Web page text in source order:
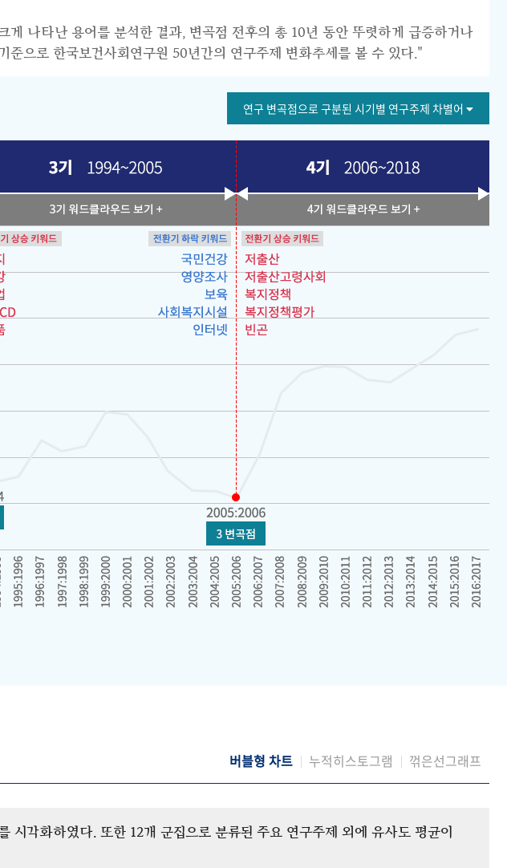
나타난 용어를 분석한 결과, 변곡점 전후의 총 10년 동안 뚜렷하게 급증하거나
으로 한국보건사회연구원 50년간의 연구주제 변화추세를 볼 수 있다."
연구 변곡점으로 구분된 시기별 연구주제 차별어
버블형 차트 누적히스토그램 꺾은선그래프
시각화하였다. 또한 12개 군집으로 분류된 주요 연구주제 외에 유사도 평균이